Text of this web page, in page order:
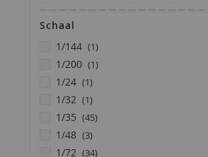
jaguar
k16 product
kfz 1 product
m1036
m109 1
m19 1product
m3 2producten
sd producten
Schaal
1/144
1product
1/200 1product
1/24 1product
1/32 1product
1/35 45producten
1/48 3producten
1/72 34producten